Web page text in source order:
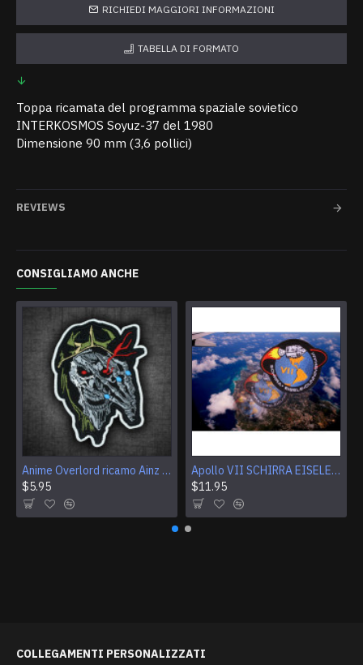
RICHIEDI MAGGIORI INFORMAZIONI
TABELLA DI FORMATO
Toppa ricamata del programma spaziale sovietico
INTERKOSMOS Soyuz-37 del 1980
Dimensione 90 mm (3,6 pollici)
REVIEWS
CONSIGLIAMO ANCHE
Anime Overlord ricamo Ainz Ooal Gown patch Sorcerer King Iron-on patch Hook and loop Mga ricamato Sew-on patch Halloween Skull gift
$5.95
Apollo VII SCHIRRA EISELE CUNNINGHAM Logo Patch per ricamo NASA
$11.95
COLLEGAMENTI PERSONALIZZATI